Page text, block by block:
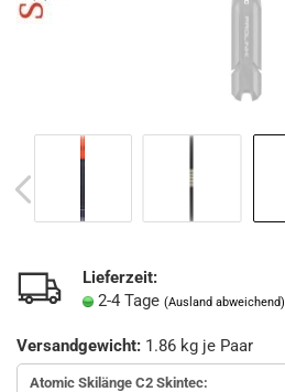
Lieferzeit:
2-4 Tage (Ausland abweichend)
Versandgewicht: 1.86 kg je Paar
Atomic Skilänge C2 Skintec: